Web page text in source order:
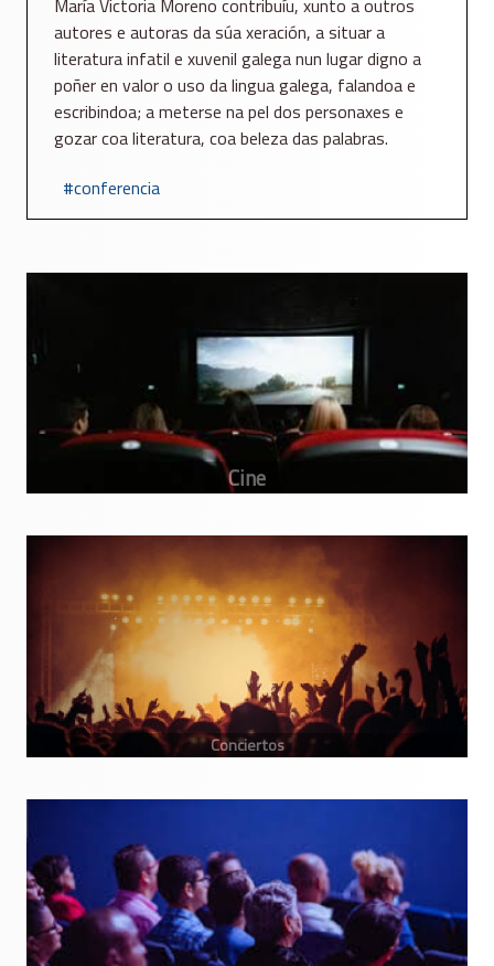
María Victoria Moreno contribuíu, xunto a outros
autores e autoras da súa xeración, a situar a
literatura infatil e xuvenil galega nun lugar digno a
poñer en valor o uso da lingua galega, falandoa e
escribindoa; a meterse na pel dos personaxes e
gozar coa literatura, coa beleza das palabras.
conferencia